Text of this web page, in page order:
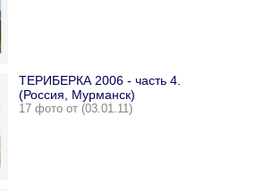
ТЕРИБЕРКА 2006 - часть 4.
(Россия, Мурманск)
17 фото от (03.01.11)